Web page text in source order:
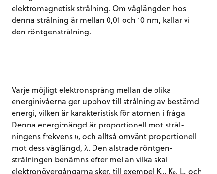
elektromagnetisk strålning. Om våglängden hos
denna strålning är mellan 0,01 och 10 nm, kallar vi
den röntgenstrålning.
Varje möjligt elektronsprång mellan de olika
energinivåerna ger upphov till strålning av bestämd
energi, vilken är karakteristisk för atomen i fråga.
Denna energimängd är proportionell mot strål-
ningens frekvens υ, och alltså omvänt proportionell
mot dess våglängd, λ. Den alstrade röntgen-
strålningen benämns efter mellan vilka skal
elektronövergångarna sker, till exempel K , K , L och